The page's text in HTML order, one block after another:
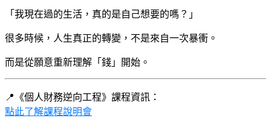
「我現在過的生活，真的是自己想要的嗎？」
很多時候，人生真正的轉變，不是來自一次暴衝。
而是從願意重新理解「錢」開始。
📍《個人財務逆向工程》課程資訊：
點此了解課程說明會